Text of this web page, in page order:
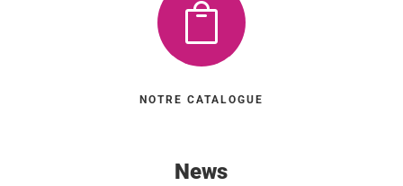

NOTRE CATALOGUE
News